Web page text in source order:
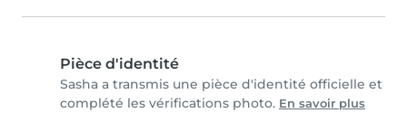
Pièce d'identité
Sasha a transmis une pièce d'identité officielle et
complété les vérifications photo. En savoir plus